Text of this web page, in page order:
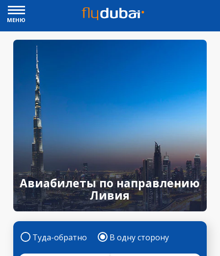
МЕНЮ
Авиабилеты по направлению
Ливия
Туда-обратно В одну сторону